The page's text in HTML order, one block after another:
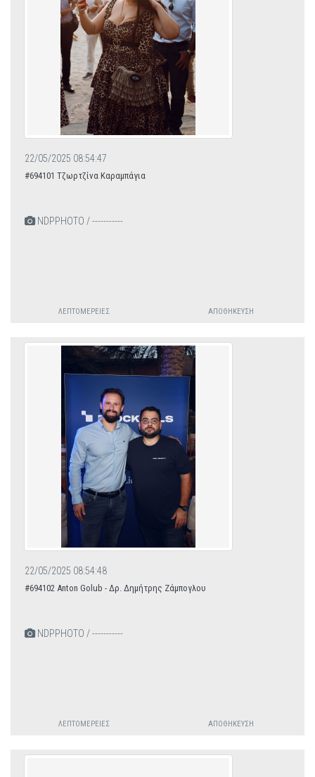
22/05/2025 08:54:47
#694101 Τζωρτζίνα Καραμπάγια
NDPPHOTO / -----------
ΛΕΠΤΟΜΈΡΕΙΕΣ ΑΠΟΘΉΚΕΥΣΗ
22/05/2025 08:54:48
#694102 Anton Golub - Δρ. Δημήτρης Ζάμπογλου
NDPPHOTO / -----------
ΛΕΠΤΟΜΈΡΕΙΕΣ ΑΠΟΘΉΚΕΥΣΗ